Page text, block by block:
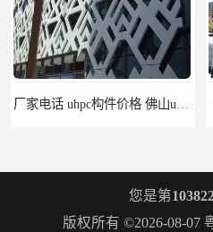
您是第
版权所有 ©2026-08-07